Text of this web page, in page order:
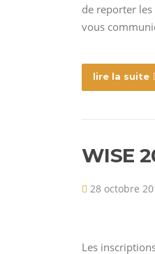
de reporter
vous
lire la suite
WISE
28 octobre
Les